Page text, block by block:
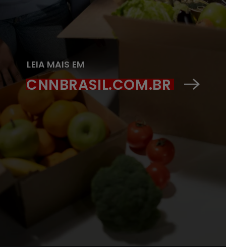
LEIA MAIS EM
CNNBRASIL.COM.BR